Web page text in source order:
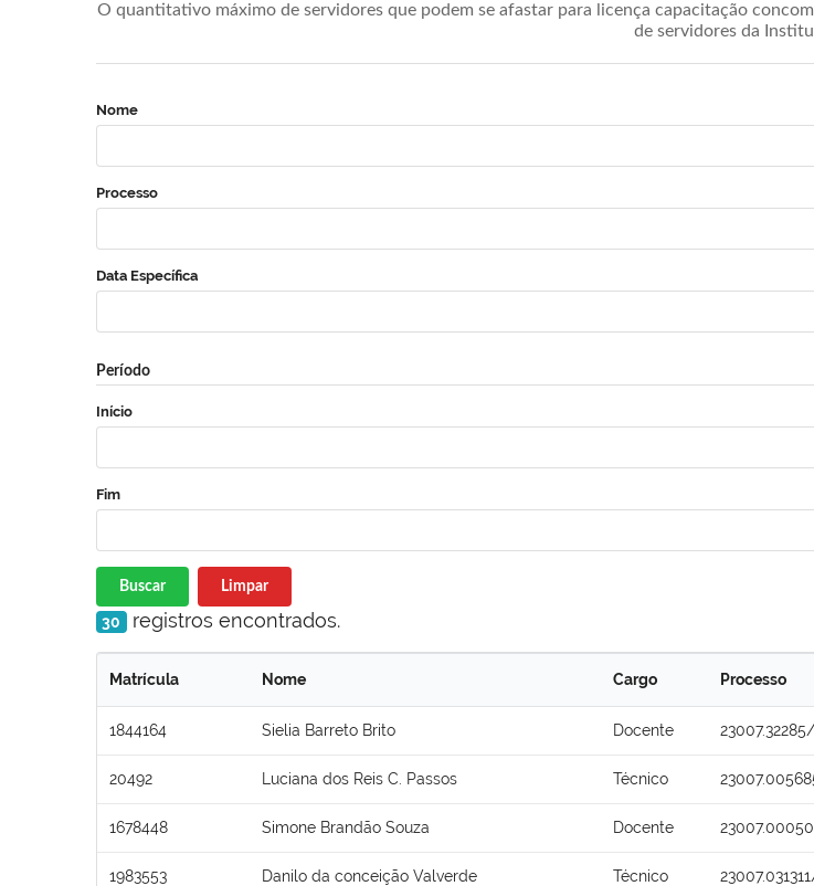
O quantitativo máximo de servidores que podem se afastar para licença capacitação
de servidores da
Nome
Processo
Data Específica
Período
Início
Fim
Buscar Limpar
30 registros encontrados.
Matrícula Nome Cargo Processo
1844164 Sielia Barreto Brito Docente
20492 Luciana dos Reis C. Passos Técnico
1678448 Simone Brandão Souza Docente
1983553 Danilo da conceição Valverde Técnico